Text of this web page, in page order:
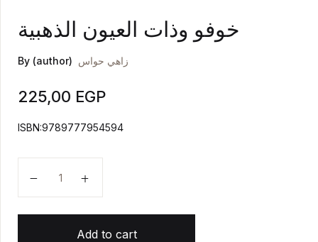
خوفو وذات العيون الذهبية
By (author) زاهي حواس
225,00 EGP
ISBN:9789777954594
Add to cart